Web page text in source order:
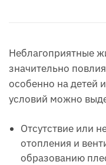
Неблагоприятные
значительно
особенно на детей
условий можно
Отсутствие или
отопления и
образованию